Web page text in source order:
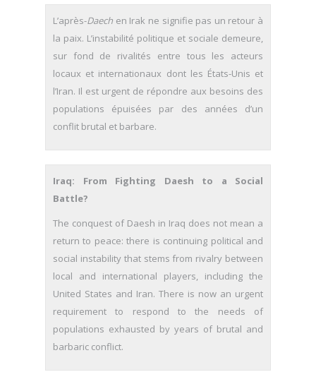
L’après-Daech en Irak ne signifie pas un retour à
la paix. L’instabilité politique et sociale demeure,
sur fond de rivalités entre tous les acteurs
locaux et internationaux dont les États-Unis et
l’Iran. Il est urgent de répondre aux besoins des
populations épuisées par des années d’un
conflit brutal et barbare.
Iraq: From Fighting Daesh to a Social
Battle?
The conquest of Daesh in Iraq does not mean a
return to peace: there is continuing political and
social instability that stems from rivalry between
local and international players, including the
United States and Iran. There is now an urgent
requirement to respond to the needs of
populations exhausted by years of brutal and
barbaric conflict.